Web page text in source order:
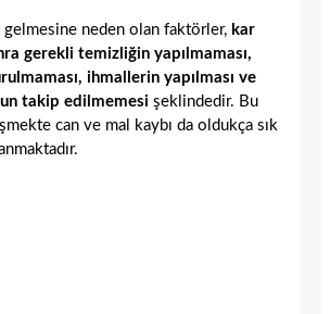
gelmesine neden olan faktörler, kar
gerekli temizliğin yapılmaması,
ihmallerin yapılması ve
takip edilmemesi şeklindedir. Bu
can ve mal kaybı da oldukça sık